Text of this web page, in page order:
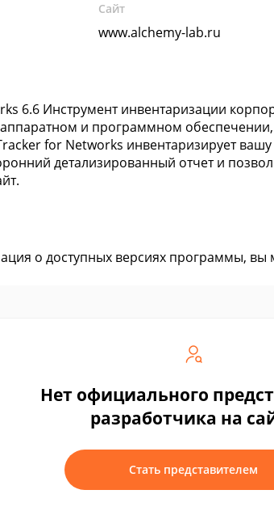
Сайт
www.alchemy-lab.ru
6.6 Инструмент инвентаризации
и программном
for Networks инвентаризирует
детализированный отчет и
о доступных версиях программы,
Нет официального
разработчика на
Стать представителем